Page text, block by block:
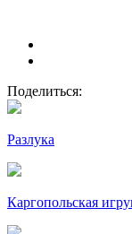
Поделиться:
Разлука
Каргопольская